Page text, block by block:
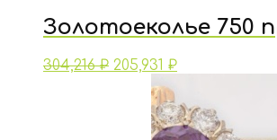
Золотоеколье 750
304,216₽ 205,931 ₽